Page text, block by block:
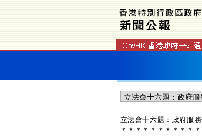
立法會十六題：政府服
＊ ＊ ＊ ＊ ＊ ＊ ＊ ＊ ＊ ＊ ＊